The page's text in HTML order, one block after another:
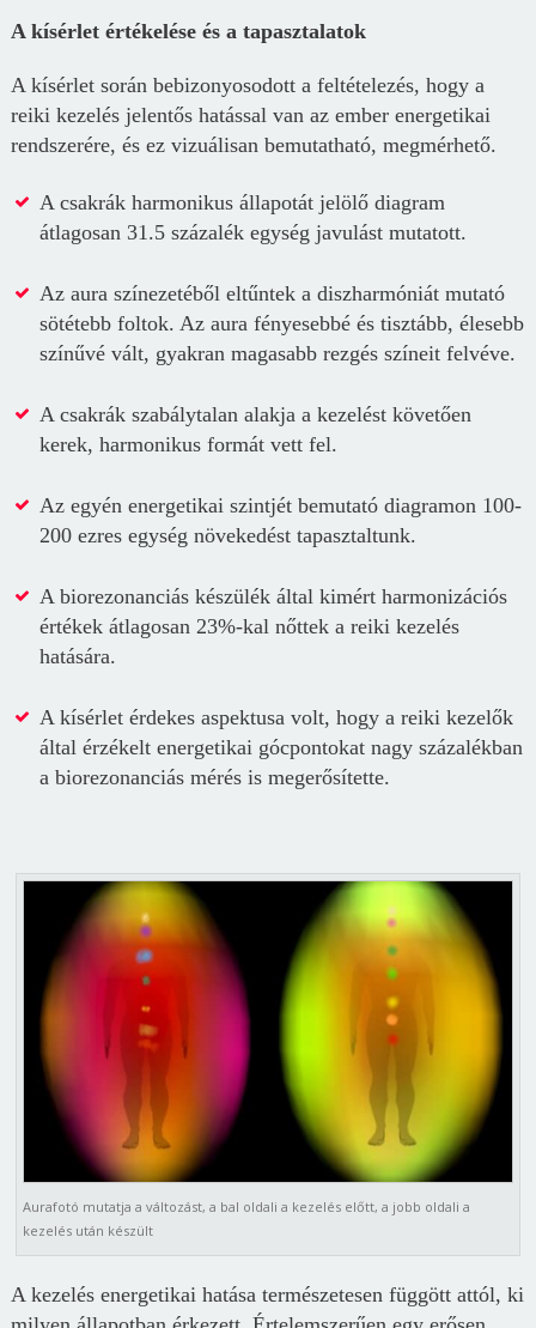
A kísérlet értékelése és a tapasztalatok
A kísérlet során bebizonyosodott a feltételezés, hogy a
reiki kezelés jelentős hatással van az ember energetikai
rendszerére, és ez vizuálisan bemutatható, megmérhető.
A csakrák harmonikus állapotát jelölő diagram
átlagosan 31.5 százalék egység javulást mutatott.
Az aura színezetéből eltűntek a diszharmóniát mutató
sötétebb foltok. Az aura fényesebbé és tisztább, élesebb
színűvé vált, gyakran magasabb rezgés színeit felvéve.
A csakrák szabálytalan alakja a kezelést követően
kerek, harmonikus formát vett fel.
Az egyén energetikai szintjét bemutató diagramon 100-
200 ezres egység növekedést tapasztaltunk.
A biorezonanciás készülék által kimért harmonizációs
értékek átlagosan 23%-kal nőttek a reiki kezelés
hatására.
A kísérlet érdekes aspektusa volt, hogy a reiki kezelők
által érzékelt energetikai gócpontokat nagy százalékban
a biorezonanciás mérés is megerősítette.
Aurafotó mutatja a változást, a bal oldali a kezelés előtt, a jobb oldali a
kezelés után készült
A kezelés energetikai hatása természetesen függött attól, ki